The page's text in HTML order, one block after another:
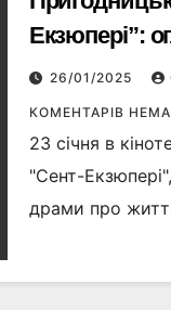
Екзюпері”:
мужність і
26/01/2025
КОМЕНТАРІВ
23 січня в
"Сент-
драми про